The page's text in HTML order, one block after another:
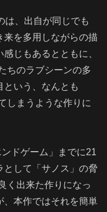
は、出自が同じでも
来を多用しながらの描
じもあるとともに、
ちのラブシーンの多
という、なんとも
しまうような作りに
ドゲーム」までに21
して「サノス」の脅
く出来た作りになっ
、本作ではそれを簡単